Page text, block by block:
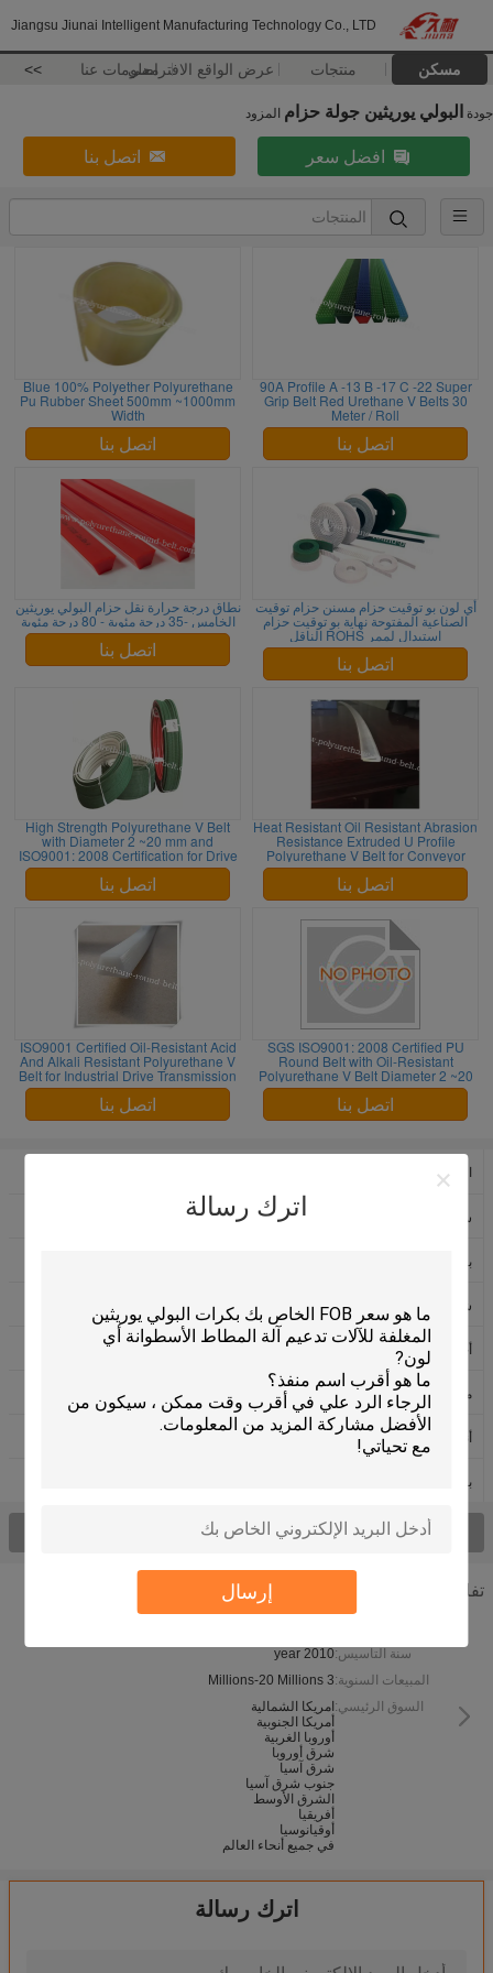
Jiangsu Jiunai Intelligent Manufacturing Technology Co., LTD
مسكن منتجات عرض الواقع الافتراضيمعلومات عنا >>
اترك رسالة
إرسال
جودة البولي يوريثين جولة حزام المزود
افضل سعر اتصل بنا
Blue 100% Polyether Polyurethane
Pu Rubber Sheet 500mm ~1000mm
Width
اتصل بنا
90A Profile A -13 B -17 C -22 Super
Grip Belt Red Urethane V Belts 30
Meter / Roll
اتصل بنا
نطاق درجة حرارة نقل حزام البولي يوريثين
الخامس -35 درجة مئوية - 80 درجة مئوية
اتصل بنا
أي لون بو توقيت حزام مسنن حزام توقيت
الصناعية المفتوحة نهاية بو توقيت حزام
استبدال لممر ROHS الناقل
اتصل بنا
High Strength Polyurethane V Belt
with Diameter 2 ~20 mm and
ISO9001: 2008 Certification for Drive
Transmission
اتصل بنا
Heat Resistant Oil Resistant Abrasion
Resistance Extruded U Profile
Polyurethane V Belt for Conveyor
Systems
اتصل بنا
ISO9001 Certified Oil-Resistant Acid
And Alkali Resistant Polyurethane V
Belt for Industrial Drive Transmission
اتصل بنا
SGS ISO9001: 2008 Certified PU
Round Belt with Oil-Resistant
Polyurethane V Belt Diameter 2 ~20
mm
اتصل بنا
البولي يوريثين جولة حزام
سوبر قبضة حزام حماية الكابلات تحت الماء
بكرات البولي يوريثان
شاشة الطباعة الممسحة البولي يوريثين ورقة مطاطية
أجزاء البولي يوريثان أحزمة كيفلر
مقذوف البولي يوريثين حزام مواز
أنابيب البولي يوريثان البولي يوريثين توقيت الحزام
بك الحزام الناقل
شاهدت كلّ منتوج >
تفاصيل الشركة
سنة التأسيس:2010 year
المبيعات السنوية:3 Millions-20 Millions
السوق الرئيسي: امريكا الشمالية
أمريكا الجنوبية
أوروبا الغربية
شرق أوروبا
شرق آسيا
جنوب شرق آسيا
الشرق الأوسط
أفريقيا
أوقيانوسيا
في جميع أنحاء العالم
اترك رسالة
Hardness 60 shore A ~98 shore A Polyurethane Rubber Sheet